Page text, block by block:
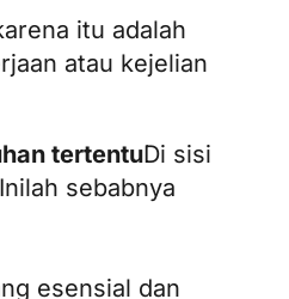
itu adalah
atau kejelian
tertentuDi sisi
sebabnya
esensial dan